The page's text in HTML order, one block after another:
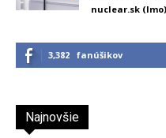
nuclear.sk (lmo)
3,382 fanúšikov
Najnovšie